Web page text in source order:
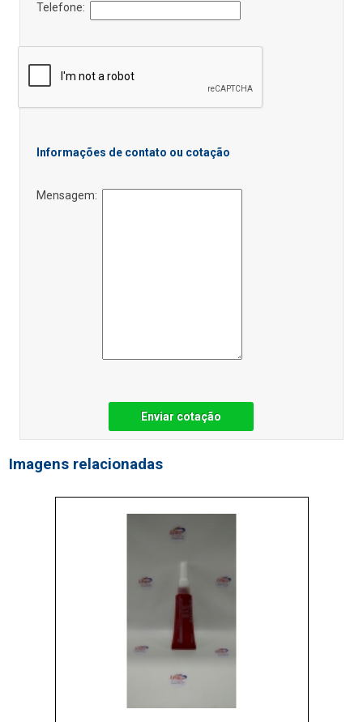
Telefone:
Informações de contato ou cotação
Mensagem:
Enviar cotação
Imagens relacionadas